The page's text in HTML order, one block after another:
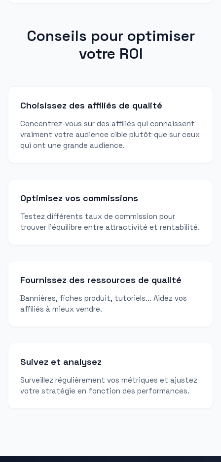
Conseils pour optimiser
votre ROI
Choisissez des affiliés de qualité
Concentrez-vous sur des affiliés qui connaissent
vraiment votre audience cible plutôt que sur ceux
qui ont une grande audience.
Optimisez vos commissions
Testez différents taux de commission pour
trouver l'équilibre entre attractivité et rentabilité.
Fournissez des ressources de qualité
Bannières, fiches produit, tutoriels... Aidez vos
affiliés à mieux vendre.
Suivez et analysez
Surveillez régulièrement vos métriques et ajustez
votre stratégie en fonction des performances.